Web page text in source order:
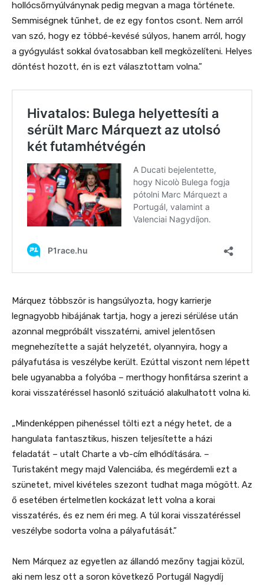
hollócsőrnyúlványnak pedig megvan a maga története.
Semmiségnek tűnhet, de ez egy fontos csont. Nem arról
van szó, hogy ez többé-kevésé súlyos, hanem arról, hogy
a gyógyulást sokkal óvatosabban kell megközelíteni. Helyes
döntést hozott, én is ezt választottam volna.”
Márquez többször is hangsúlyozta, hogy karrierje
legnagyobb hibájának tartja, hogy a jerezi sérülése után
azonnal megpróbált visszatérni, amivel jelentősen
megnehezítette a saját helyzetét, olyannyira, hogy a
pályafutása is veszélybe került. Ezúttal viszont nem lépett
bele ugyanabba a folyóba – merthogy honfitársa szerint a
korai visszatéréssel hasonló szituáció alakulhatott volna ki.
„Mindenképpen pihenéssel tölti ezt a négy hetet, de a
hangulata fantasztikus, hiszen teljesítette a házi
feladatát – utalt Charte a vb-cím elhódítására. –
Turistaként megy majd Valenciába, és megérdemli ezt a
szünetet, mivel kivételes szezont tudhat maga mögött. Az
ő esetében értelmetlen kockázat lett volna a korai
visszatérés, és ez nem éri meg. A túl korai visszatéréssel
veszélybe sodorta volna a pályafutását.”
Nem Márquez az egyetlen az állandó mezőny tagjai közül,
aki nem lesz ott a soron következő Portugál Nagydíj